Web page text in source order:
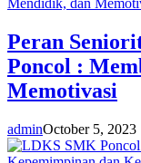
Peran
Poncol :
Memotivasi
adminOctober 5, 2023